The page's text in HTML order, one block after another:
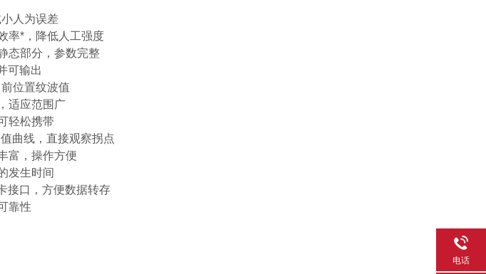
，大化减小人为误差
率*，降低人工强度
态部分，参数完整
可输出
位置纹波值
适应范围广
轻松携带
曲线，直接观察拐点
富，操作方便
发生时间
接口，方便数据转存
靠性
电话